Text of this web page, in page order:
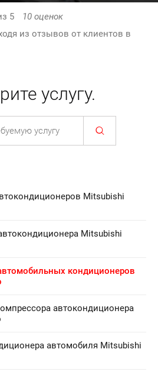
5 10 оценок
из отзывов от клиентов в
услугу.
Mitsubishi
Mitsubishi
кондиционеров
автокондиционера
автомобиля Mitsubishi